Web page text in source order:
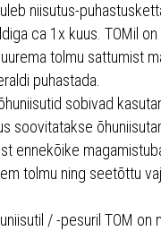
niisutus-
ca 1x kuus. TOMil
tolmu sattumist
puhastada.
sobivad
soovitatakse
ennekõike
tolmu ning seetõttu
/ -pesuril TOM on